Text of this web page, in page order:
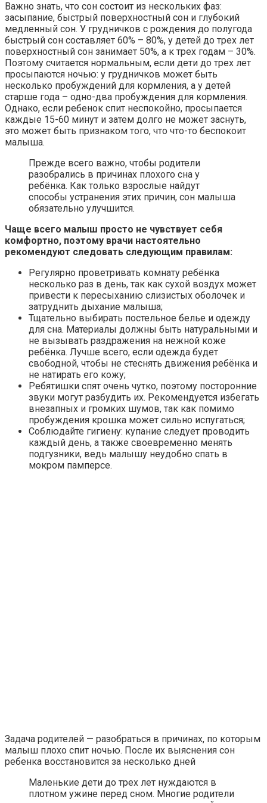
Важно знать, что сон состоит из нескольких фаз:
засыпание, быстрый поверхностный сон и глубокий
медленный сон. У грудничков с рождения до полугода
быстрый сон составляет 60% – 80%, у детей до трех лет
поверхностный сон занимает 50%, а к трех годам – 30%.
Поэтому считается нормальным, если дети до трех лет
просыпаются ночью: у грудничков может быть
несколько пробуждений для кормления, а у детей
старше года – одно-два пробуждения для кормления.
Однако, если ребенок спит неспокойно, просыпается
каждые 15-60 минут и затем долго не может заснуть,
это может быть признаком того, что что-то беспокоит
малыша.
Прежде всего важно, чтобы родители
разобрались в причинах плохого сна у
ребёнка. Как только взрослые найдут
способы устранения этих причин, сон малыша
обязательно улучшится.
Чаще всего малыш просто не чувствует себя
комфортно, поэтому врачи настоятельно
рекомендуют следовать следующим правилам:
Регулярно проветривать комнату ребёнка
несколько раз в день, так как сухой воздух может
привести к пересыханию слизистых оболочек и
затруднить дыхание малыша;
Тщательно выбирать постельное белье и одежду
для сна. Материалы должны быть натуральными и
не вызывать раздражения на нежной коже
ребёнка. Лучше всего, если одежда будет
свободной, чтобы не стеснять движения ребёнка и
не натирать его кожу;
Ребятишки спят очень чутко, поэтому посторонние
звуки могут разбудить их. Рекомендуется избегать
внезапных и громких шумов, так как помимо
пробуждения крошка может сильно испугаться;
Соблюдайте гигиену: купание следует проводить
каждый день, а также своевременно менять
подгузники, ведь малышу неудобно спать в
мокром памперсе.
Задача родителей — разобраться в причинах, по которым
малыш плохо спит ночью. После их выяснения сон
ребенка восстановится за несколько дней
Маленькие дети до трех лет нуждаются в
плотном ужине перед сном. Многие родители